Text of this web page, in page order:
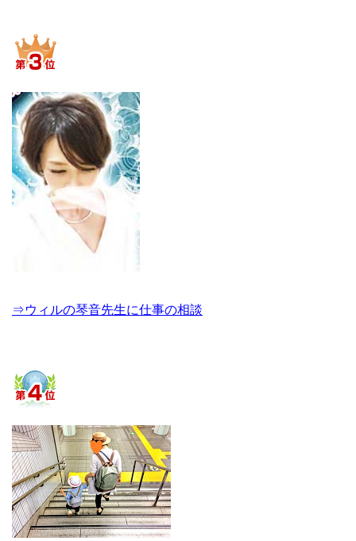
⇒ウィルの琴音先生に仕事の相談